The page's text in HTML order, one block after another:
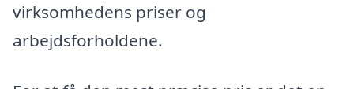
virksomhedens priser og
arbejdsforholdene.